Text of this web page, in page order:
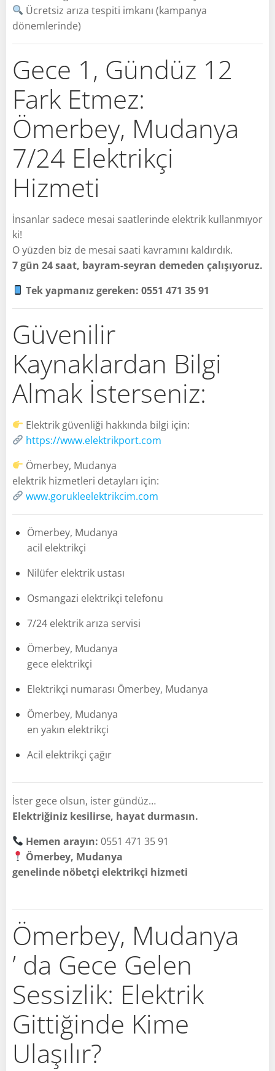
Ücretsiz arıza tespiti imkanı (kampanya
dönemlerinde)
Gece 1, Gündüz 12
Fark Etmez:
Ömerbey, Mudanya
7/24 Elektrikçi
Hizmeti
İnsanlar sadece mesai saatlerinde elektrik kullanmıyor
ki!
O yüzden biz de mesai saati kavramını kaldırdık.
7 gün 24 saat, bayram-seyran demeden çalışıyoruz.
Tek yapmanız gereken: 0551 471 35 91
Güvenilir
Kaynaklardan Bilgi
Almak İsterseniz:
Elektrik güvenliği hakkında bilgi için:
https://www.elektrikport.com
Ömerbey, Mudanya
elektrik hizmetleri detayları için:
www.gorukleelektrikcim.com
Ömerbey, Mudanya
acil elektrikçi
Nilüfer elektrik ustası
Osmangazi elektrikçi telefonu
7/24 elektrik arıza servisi
Ömerbey, Mudanya
gece elektrikçi
Elektrikçi numarası Ömerbey, Mudanya
Ömerbey, Mudanya
en yakın elektrikçi
Acil elektrikçi çağır
İster gece olsun, ister gündüz…
Elektriğiniz kesilirse, hayat durmasın.
Hemen arayın: 0551 471 35 91
Ömerbey, Mudanya
genelinde nöbetçi elektrikçi hizmeti
Ömerbey, Mudanya
’ da Gece Gelen
Sessizlik: Elektrik
Gittiğinde Kime
Ulaşılır?